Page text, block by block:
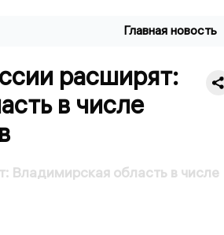
Главная новость
расширят:
в числе
Владимирская область в числе